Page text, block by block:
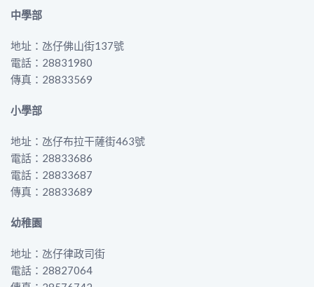
中學部
地址：氹仔佛山街137號
電話：28831980
傳真：28833569
小學部
地址：氹仔布拉干薩街463號
電話：28833686
電話：28833687
傳真：28833689
幼稚園
地址：氹仔律政司街
電話：28827064